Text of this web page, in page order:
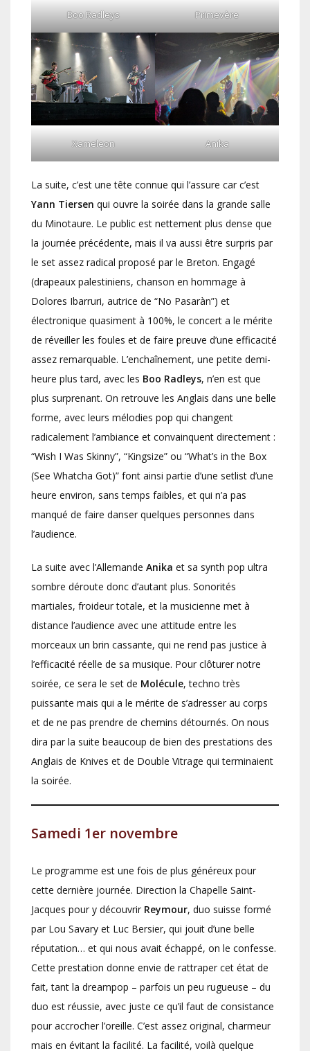
Boo Radleys Primevère
Xameleon Anika
La suite, c’est une tête connue qui l’assure car c’est
Yann Tiersen qui ouvre la soirée dans la grande salle
du Minotaure. Le public est nettement plus dense que
la journée précédente, mais il va aussi être surpris par
le set assez radical proposé par le Breton. Engagé
(drapeaux palestiniens, chanson en hommage à
Dolores Ibarruri, autrice de “No Pasaràn”) et
électronique quasiment à 100%, le concert a le mérite
de réveiller les foules et de faire preuve d’une efficacité
assez remarquable. L’enchaînement, une petite demi-
heure plus tard, avec les Boo Radleys, n’en est que
plus surprenant. On retrouve les Anglais dans une belle
forme, avec leurs mélodies pop qui changent
radicalement l’ambiance et convainquent directement :
“Wish I Was Skinny”, “Kingsize” ou “What’s in the Box
(See Whatcha Got)” font ainsi partie d’une setlist d’une
heure environ, sans temps faibles, et qui n’a pas
manqué de faire danser quelques personnes dans
l’audience.
La suite avec l’Allemande Anika et sa synth pop ultra
sombre déroute donc d’autant plus. Sonorités
martiales, froideur totale, et la musicienne met à
distance l’audience avec une attitude entre les
morceaux un brin cassante, qui ne rend pas justice à
l’efficacité réelle de sa musique. Pour clôturer notre
soirée, ce sera le set de Molécule, techno très
puissante mais qui a le mérite de s’adresser au corps
et de ne pas prendre de chemins détournés. On nous
dira par la suite beaucoup de bien des prestations des
Anglais de Knives et de Double Vitrage qui terminaient
la soirée.
Samedi 1er novembre
Le programme est une fois de plus généreux pour
cette dernière journée. Direction la Chapelle Saint-
Jacques pour y découvrir Reymour, duo suisse formé
par Lou Savary et Luc Bersier, qui jouit d’une belle
réputation… et qui nous avait échappé, on le confesse.
Cette prestation donne envie de rattraper cet état de
fait, tant la dreampop – parfois un peu rugueuse – du
duo est réussie, avec juste ce qu’il faut de consistance
pour accrocher l’oreille. C’est assez original, charmeur
mais en évitant la facilité. La facilité, voilà quelque